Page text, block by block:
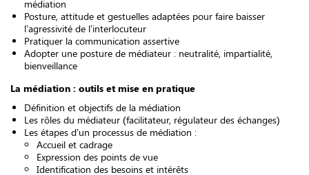
médiation
Posture, attitude et gestuelles adaptées pour faire baisser
l’agressivité de l’interlocuteur
Pratiquer la communication assertive
Adopter une posture de médiateur : neutralité, impartialité,
bienveillance
La médiation : outils et mise en pratique
Définition et objectifs de la médiation
Les rôles du médiateur (facilitateur, régulateur des échanges)
Les étapes d’un processus de médiation :
Accueil et cadrage
Expression des points de vue
Identification des besoins et intérêts